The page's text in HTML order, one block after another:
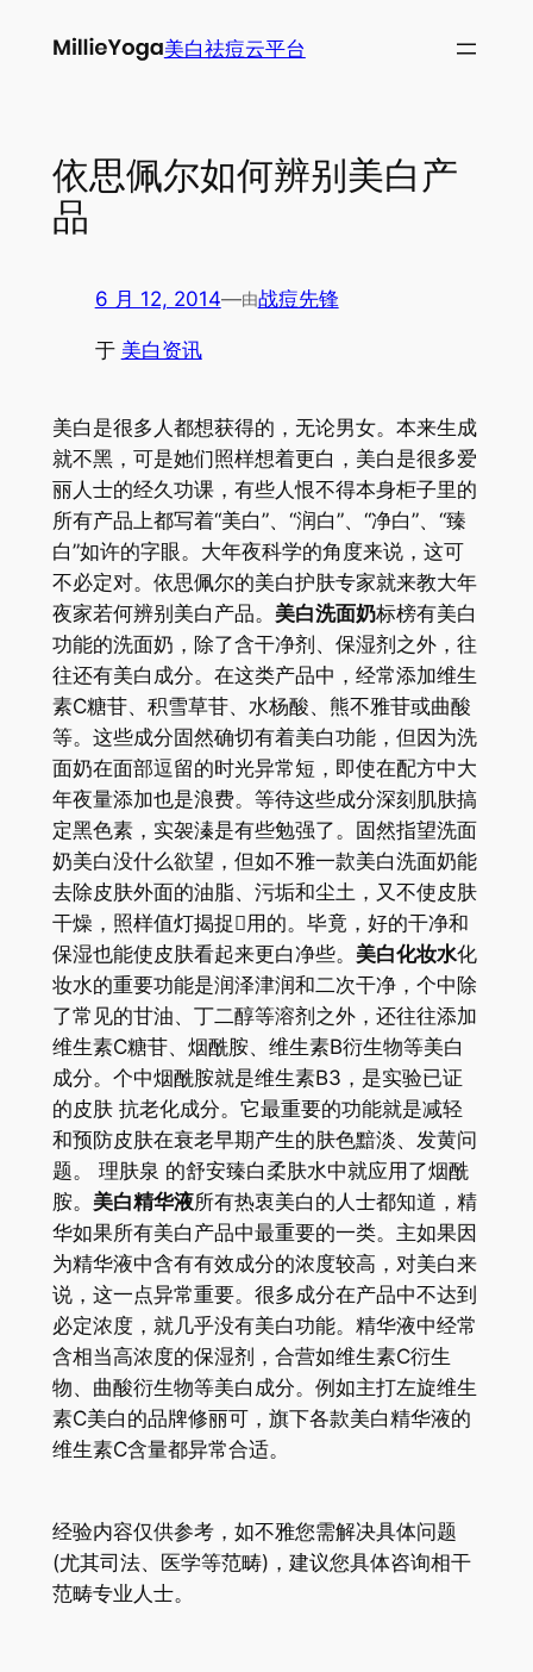
美白祛痘云平台
依思佩尔如何辨别美白产
品
6 月 12, 2014—由战痘先锋
于 美白资讯
美白是很多人都想获得的，无论男女。本来生成
就不黑，可是她们照样想着更白，美白是很多爱
丽人士的经久功课，有些人恨不得本身柜子里的
所有产品上都写着“美白”、“润白”、“净白”、“臻
白”如许的字眼。大年夜科学的角度来说，这可
不必定对。依思佩尔的美白护肤专家就来教大年
夜家若何辨别美白产品。 美白洗面奶标榜有美白
功能的洗面奶，除了含干净剂、保湿剂之外，往
往还有美白成分。在这类产品中，经常添加维生
素C糖苷、积雪草苷、水杨酸、熊不雅苷或曲酸
等。这些成分固然确切有着美白功能，但因为洗
面奶在面部逗留的时光异常短，即使在配方中大
年夜量添加也是浪费。等待这些成分深刻肌肤搞
定黑色素，实袈溱是有些勉强了。固然指望洗面
奶美白没什么欲望，但如不雅一款美白洗面奶能
去除皮肤外面的油脂、污垢和尘土，又不使皮肤
干燥，照样值灯揭捉用的。毕竟，好的干净和
保湿也能使皮肤看起来更白净些。 美白化妆水化
妆水的重要功能是润泽津润和二次干净，个中除
了常见的甘油、丁二醇等溶剂之外，还往往添加
维生素C糖苷、烟酰胺、维生素B衍生物等美白
成分。个中烟酰胺就是维生素B3，是实验已证
的皮肤 抗老化成分。它最重要的功能就是减轻
和预防皮肤在衰老早期产生的肤色黯淡、发黄问
题。 理肤泉 的舒安臻白柔肤水中就应用了烟酰
胺。 美白精华液所有热衷美白的人士都知道，精
华如果所有美白产品中最重要的一类。主如果因
为精华液中含有有效成分的浓度较高，对美白来
说，这一点异常重要。很多成分在产品中不达到
必定浓度，就几乎没有美白功能。精华液中经常
含相当高浓度的保湿剂，合营如维生素C衍生
物、曲酸衍生物等美白成分。例如主打左旋维生
素C美白的品牌修丽可，旗下各款美白精华液的
维生素C含量都异常合适。
经验内容仅供参考，如不雅您需解决具体问题
(尤其司法、医学等范畴)，建议您具体咨询相干
范畴专业人士。